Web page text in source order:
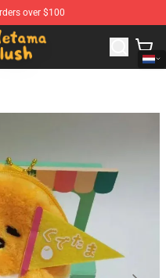
over $100
Best Store of Gudetama